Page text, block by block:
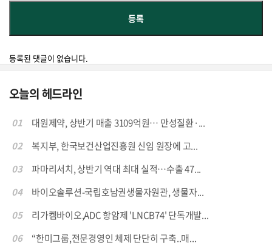
등록된 댓글이 없습니다.
오늘의 헤드라인
01
대원제약, 상반기 매출 3109억원… 만성질환·...
02
복지부, 한국보건산업진흥원 신임 원장에 고...
03
파마리서치, 상반기 역대 최대 실적…수출 47...
04
바이오솔루션-국립호남권생물자원관, 생물자...
05
리가켐바이오,ADC 항암제 'LNCB74' 단독개발...
06
“한미그룹,전문경영인 체제 단단히 구축..매...